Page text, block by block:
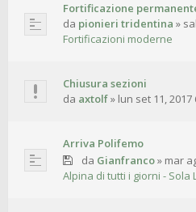
Fortificazione
da pionieri tridentina »
Fortificazioni moderne
Chiusura sezioni
da axtolf» lun set 11, 2017
Arriva Polifemo
da Gianfranco» mar
Alpina di tutti i giorni - Sola